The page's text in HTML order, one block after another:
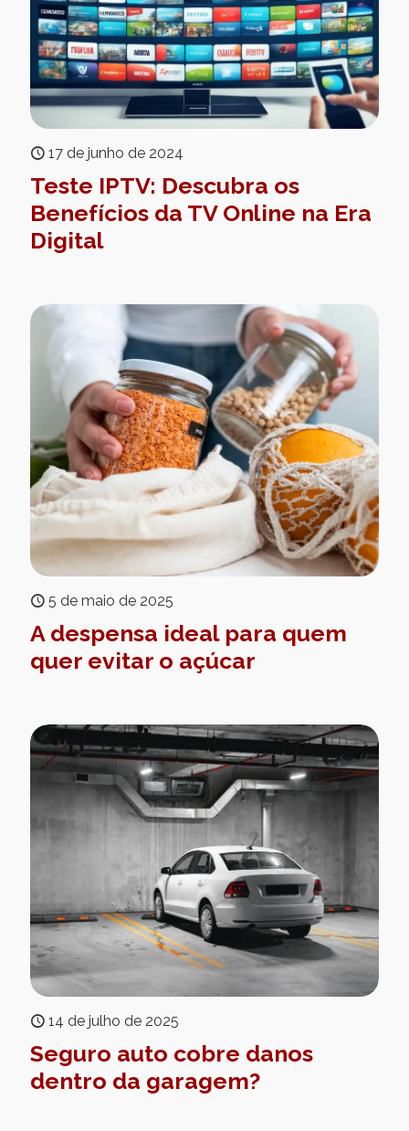
17 de junho de 2024
Teste IPTV: Descubra os
Benefícios da TV Online na Era
Digital
5 de maio de 2025
A despensa ideal para quem
quer evitar o açúcar
14 de julho de 2025
Seguro auto cobre danos
dentro da garagem?